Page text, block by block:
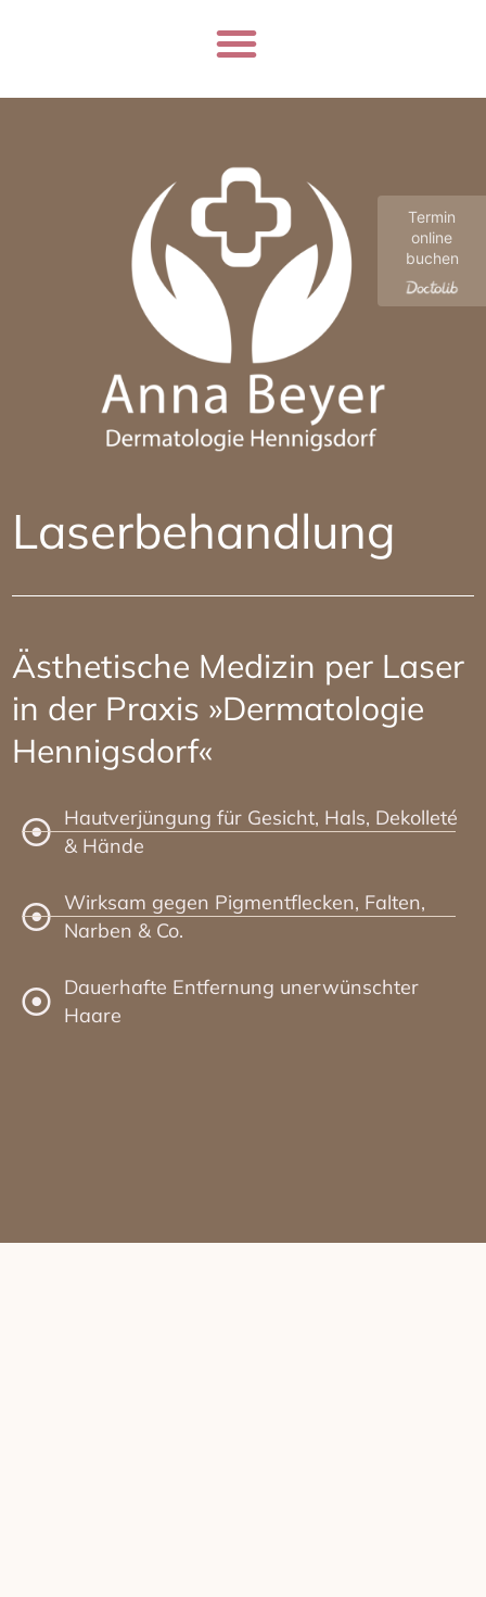
Laserbehandlung
Ästhetische Medizin per Laser
in der Praxis »Dermatologie
Hennigsdorf«
Hautverjüngung für Gesicht, Hals, Dekolleté
& Hände
Wirksam gegen Pigmentflecken, Falten,
Narben & Co.
Dauerhafte Entfernung unerwünschter
Haare
Termin
online
buchen